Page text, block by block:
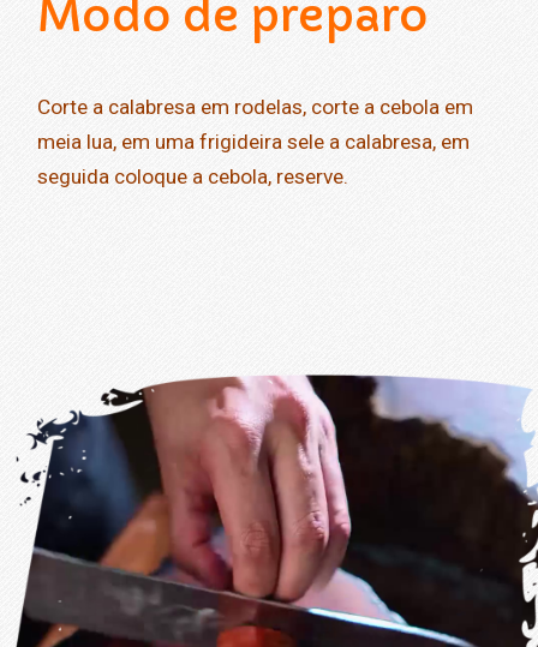
Modo de preparo
Corte a calabresa em rodelas, corte a cebola em
meia lua, em uma frigideira sele a calabresa, em
seguida coloque a cebola, reserve.